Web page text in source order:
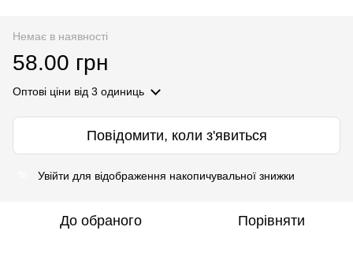
Немає в наявності
58.00 грн
Оптові ціни від 3 одиниць
Повідомити, коли з'явиться
Увійти для відображення накопичувальної знижки
До обраного Порівняти